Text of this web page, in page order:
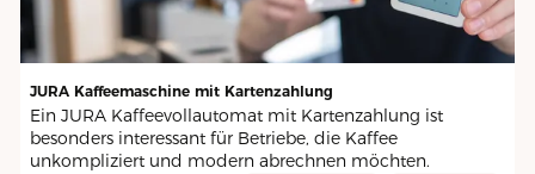
JURA Kaffeemaschine mit Kartenzahlung
Ein JURA Kaffeevollautomat mit Kartenzahlung ist
besonders interessant für Betriebe, die Kaffee
unkompliziert und modern abrechnen möchten.